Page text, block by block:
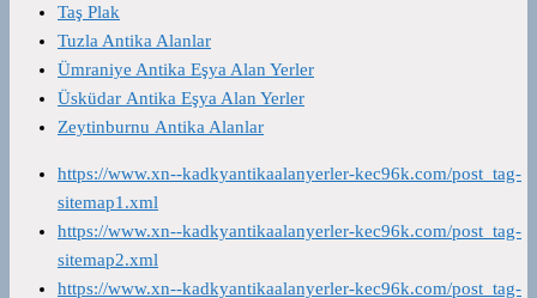
Taş Plak
Tuzla Antika Alanlar
Ümraniye Antika Eşya Alan Yerler
Üsküdar Antika Eşya Alan Yerler
Zeytinburnu Antika Alanlar
https://www.xn--kadkyantikaalanyerler-kec96k.com/post_tag-
sitemap1.xml
https://www.xn--kadkyantikaalanyerler-kec96k.com/post_tag-
sitemap2.xml
https://www.xn--kadkyantikaalanyerler-kec96k.com/post_tag-